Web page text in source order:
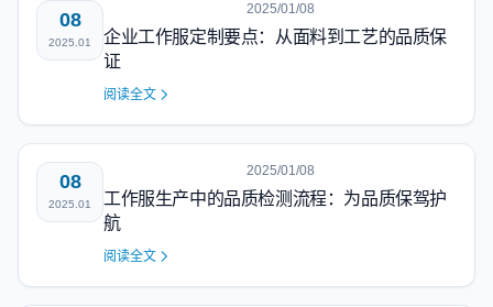
08
2025.01
2025/01/08
企业工作服定制要点：从面料到工艺的品质保
证
阅读全文
08
2025.01
2025/01/08
工作服生产中的品质检测流程：为品质保驾护
航
阅读全文